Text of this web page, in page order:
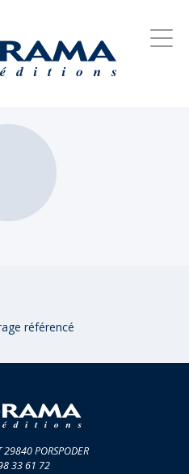
référencé
29840 PORSPODER
33 61 72